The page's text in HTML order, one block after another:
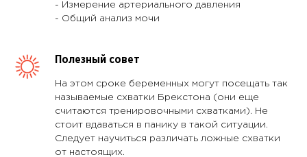
- Измерение артериального давления
- Общий анализ мочи
Полезный совет
На этом сроке беременных могут посещать так
называемые схватки Брекстона (они еще
считаются тренировочными схватками). Не
стоит вдаваться в панику в такой ситуации.
Следует научиться различать ложные схватки
от настоящих.